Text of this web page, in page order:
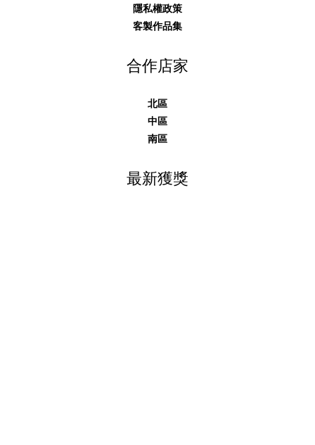
隱私權政策
客製作品集
合作店家
北區
中區
南區
最新獲獎